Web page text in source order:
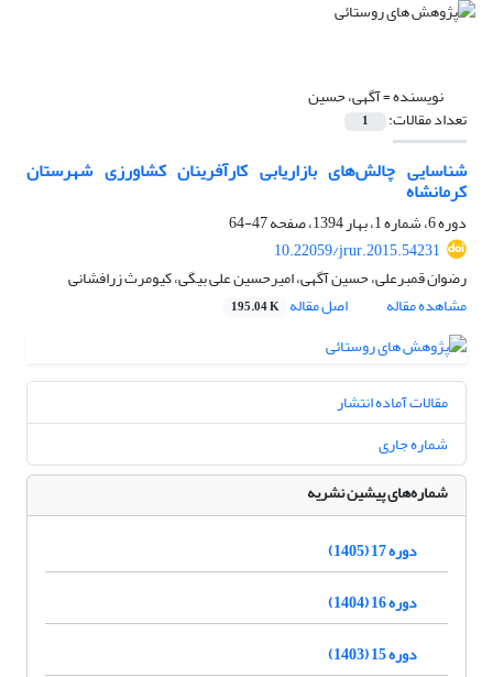
نویسنده =آگهی، حسین
تعداد مقالات: 1
شناسایی چالش‌های بازاریابی کارآفرینان کشاورزی شهرستان
کرمانشاه
دوره 6، شماره 1، بهار 1394، صفحه
47-64
10.22059/jrur.2015.54231
رضوان قمبرعلی، حسین آگهی، امیرحسین علی بیگی، کیومرث زرافشانی
مشاهده مقاله
اصل مقاله 195.04 K
مقالات آماده انتشار
شماره جاری
شماره‌های پیشین نشریه
دوره 17 (1405)
دوره 16 (1404)
دوره 15 (1403)